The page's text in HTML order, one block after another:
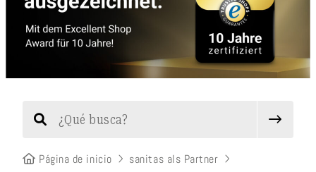
Página de inicio
sanitas als Partner